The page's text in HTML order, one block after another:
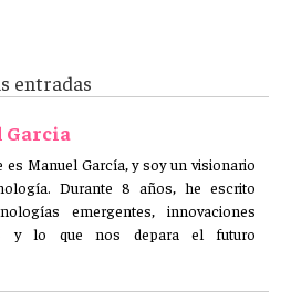
entradas
Garcia
es Manuel García, y soy un visionario
Durante 8 años, he escrito
emergentes, innovaciones
y lo que nos depara el futuro